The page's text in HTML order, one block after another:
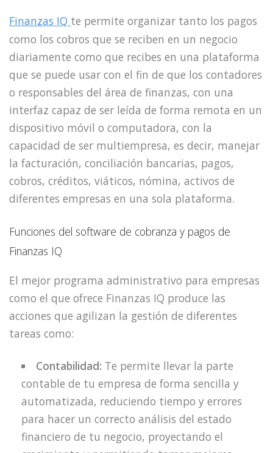
Finanzas IQ te permite organizar tanto los pagos
como los cobros que se reciben en un negocio
diariamente como que recibes en una plataforma
que se puede usar con el fin de que los contadores
o responsables del área de finanzas, con una
interfaz capaz de ser leída de forma remota en un
dispositivo móvil o computadora, con la
capacidad de ser multiempresa, es decir, manejar
la facturación, conciliación bancarias, pagos,
cobros, créditos, viáticos, nómina, activos de
diferentes empresas en una sola plataforma.
Funciones del software de cobranza y pagos de
Finanzas IQ
El mejor programa administrativo para empresas
como el que ofrece Finanzas IQ produce las
acciones que agilizan la gestión de diferentes
tareas como:
Contabilidad: Te permite llevar la parte
contable de tu empresa de forma sencilla y
automatizada, reduciendo tiempo y errores
para hacer un correcto análisis del estado
financiero de tu negocio, proyectando el